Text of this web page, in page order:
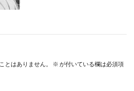
とはありません。 ※ が付いている欄は必須項